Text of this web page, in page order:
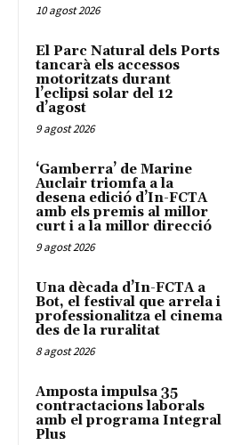
10 agost 2026
El Parc Natural dels Ports
tancarà els accessos
motoritzats durant
l’eclipsi solar del 12
d’agost
9 agost 2026
‘Gamberra’ de Marine
Auclair triomfa a la
desena edició d’In-FCTA
amb els premis al millor
curt i a la millor direcció
9 agost 2026
Una dècada d’In-FCTA a
Bot, el festival que arrela i
professionalitza el cinema
des de la ruralitat
8 agost 2026
Amposta impulsa 35
contractacions laborals
amb el programa Integral
Plus